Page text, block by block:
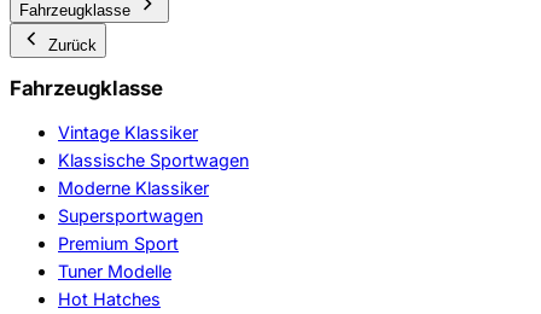
Fahrzeugklasse
Zurück
Fahrzeugklasse
Vintage Klassiker
Klassische Sportwagen
Moderne Klassiker
Supersportwagen
Premium Sport
Tuner Modelle
Hot Hatches